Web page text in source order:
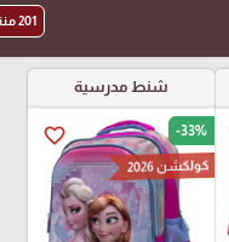
201 منتج
شنط مدرسية
favorite_border -33%
كولكشن 2026